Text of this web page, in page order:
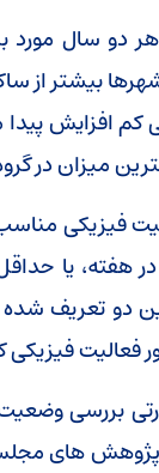
دو سال مورد
بیشتر
کم افزایش
دو تعریف شده
بررسی
های